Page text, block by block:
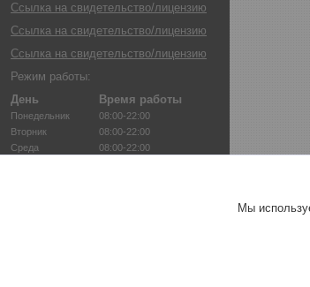
Ссылка на свидетельство/лицензию
Ссылка на свидетельство/лицензию
Ссылка на свидетельство/лицензию
Режим работы:
День
Время работы
Понедельник
08:00-22:00
Вторник
08:00-22:00
Среда
08:00-22:00
Мы